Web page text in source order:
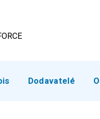
Dodavatelé